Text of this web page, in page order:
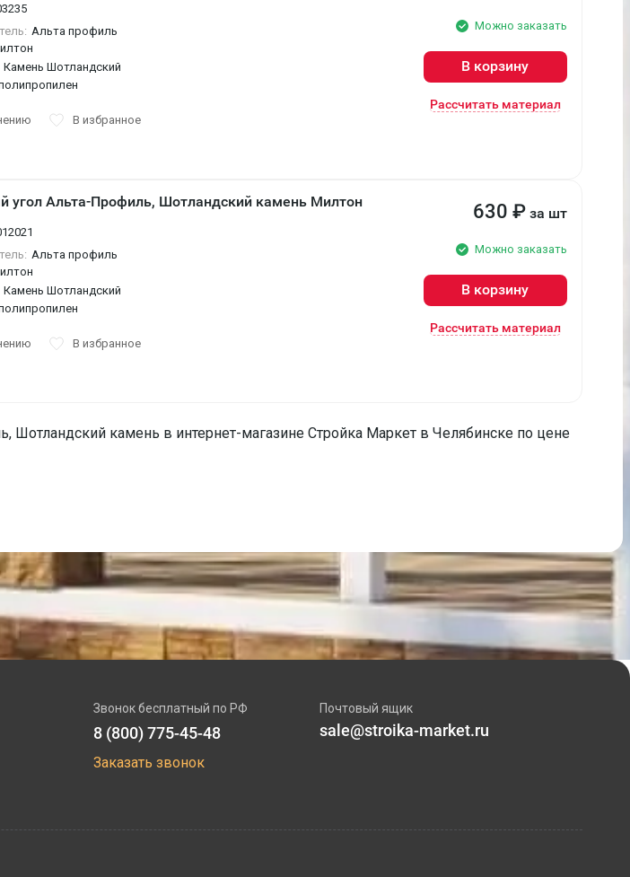
Альта профиль
Камень Шотландский
В избранное
Можно заказать
В корзину
Рассчитать материал
угол Альта-Профиль, Шотландский камень Милтон
Альта профиль
Камень Шотландский
В избранное
630 ₽ за шт
Можно заказать
В корзину
Рассчитать материал
Шотландский камень в интернет-магазине Стройка Маркет в Челябинске по цене
Звонок бесплатный по РФ
8 (800) 775-45-48
Заказать звонок
Почтовый ящик
sale@stroika-market.ru